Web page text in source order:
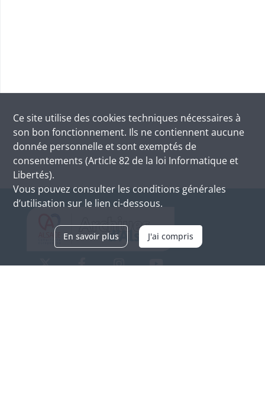
Ce site utilise des cookies techniques nécessaires à
son bon fonctionnement. Ils ne contiennent aucune
donnée personnelle et sont exemptés de
consentements (Article 82 de la loi Informatique et
Libertés).
Vous pouvez consulter les conditions générales
d’utilisation sur le lien ci-dessous.
En savoir plus J'ai compris